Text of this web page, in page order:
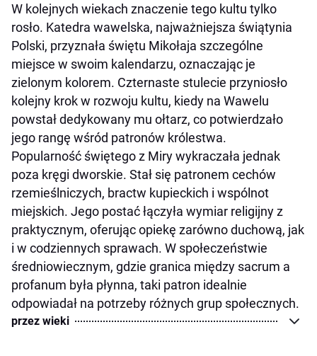
W kolejnych wiekach znaczenie tego kultu tylko
rosło. Katedra wawelska, najważniejsza świątynia
Polski, przyznała świętu Mikołaja szczególne
miejsce w swoim kalendarzu, oznaczając je
zielonym kolorem. Czternaste stulecie przyniosło
kolejny krok w rozwoju kultu, kiedy na Wawelu
powstał dedykowany mu ołtarz, co potwierdzało
jego rangę wśród patronów królestwa.
Popularność świętego z Miry wykraczała jednak
poza kręgi dworskie. Stał się patronem cechów
rzemieślniczych, bractw kupieckich i wspólnot
miejskich. Jego postać łączyła wymiar religijny z
praktycznym, oferując opiekę zarówno duchową, jak
i w codziennych sprawach. W społeczeństwie
średniowiecznym, gdzie granica między sacrum a
profanum była płynna, taki patron idealnie
odpowiadał na potrzeby różnych grup społecznych.
przez wieki